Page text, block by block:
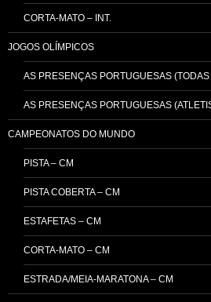
CORTA-MATO – INT.
JOGOS OLÍMPICOS
AS PRESENÇAS PORTUGUESAS
AS PRESENÇAS PORTUGUESAS
CAMPEONATOS DO MUNDO
PISTA – CM
PISTA COBERTA – CM
ESTAFETAS – CM
CORTA-MATO – CM
ESTRADA/MEIA-MARATONA – CM